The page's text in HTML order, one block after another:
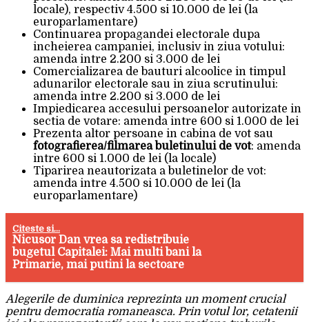
locale), respectiv 4.500 si 10.000 de lei (la
europarlamentare)
Continuarea propagandei electorale dupa
incheierea campaniei, inclusiv in ziua votului:
amenda intre 2.200 si 3.000 de lei
Comercializarea de bauturi alcoolice in timpul
adunarilor electorale sau in ziua scrutinului:
amenda intre 2.200 si 3.000 de lei
Impiedicarea accesului persoanelor autorizate in
sectia de votare: amenda intre 600 si 1.000 de lei
Prezenta altor persoane in cabina de vot sau
fotografierea/filmarea buletinului de vot: amenda
intre 600 si 1.000 de lei (la locale)
Tiparirea neautorizata a buletinelor de vot:
amenda intre 4.500 si 10.000 de lei (la
europarlamentare)
Citeste si...
Nicusor Dan vrea sa redistribuie
bugetul Capitalei: Mai multi bani la
Primarie, mai putini la sectoare
Alegerile de duminica reprezinta un moment crucial
pentru democratia romaneasca. Prin votul lor, cetatenii